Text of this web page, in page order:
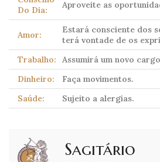
Do Dia:
Aproveite as
Amor:
Estará consciente dos
terá vontade de os
Trabalho:
Assumirá um novo
Dinheiro:
Faça movimentos.
Saúde:
Sujeito a alergias.
Sagitário